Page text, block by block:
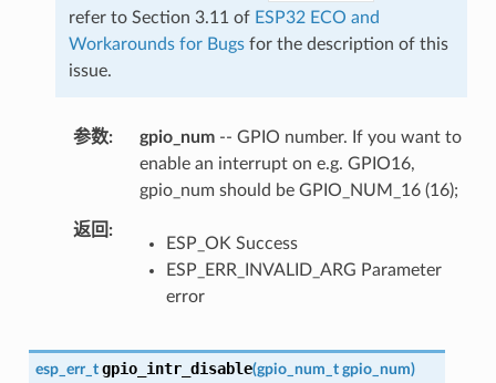
refer to Section 3.11 of ESP32 ECO and
Workarounds for Bugsfor the description of this
issue.
参数 gpio_num-- GPIO number. If you want to
enable an interrupt on e.g. GPIO16,
gpio_num should be GPIO_NUM_16 (16);
返回
ESP_OK Success
ESP_ERR_INVALID_ARG Parameter
error
esp_err_t gpio_intr_disable(gpio_num_t gpio_num)